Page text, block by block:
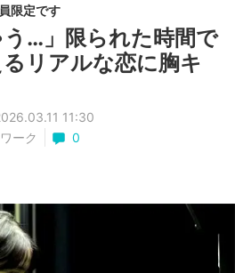
限定です
う…」限られた時間で
リアルな恋に胸キ
11:30
ーク
0